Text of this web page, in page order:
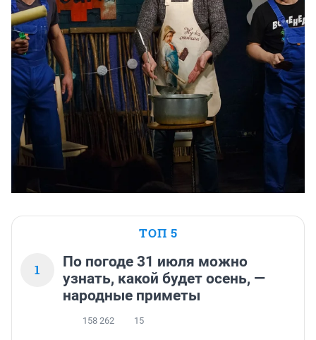
ТОП 5
1
По погоде 31 июля можно
узнать, какой будет осень, —
народные приметы
158 262 15